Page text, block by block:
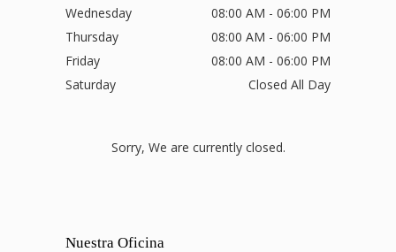
Wednesday
08:00 AM - 06:00 PM
Thursday
08:00 AM - 06:00 PM
Friday
08:00 AM - 06:00 PM
Saturday
Closed All Day
Sorry, We are currently closed.
Nuestra Oficina